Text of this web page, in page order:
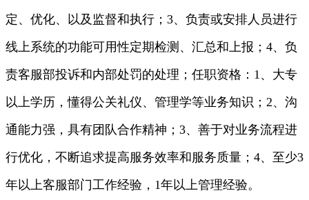
定、优化、以及监督和执行；3、负责或安排人员进行
线上系统的功能可用性定期检测、汇总和上报；4、负
责客服部投诉和内部处罚的处理；任职资格：1、大专
以上学历，懂得公关礼仪、管理学等业务知识；2、沟
通能力强，具有团队合作精神；3、善于对业务流程进
行优化，不断追求提高服务效率和服务质量；4、至少3
年以上客服部门工作经验，1年以上管理经验。